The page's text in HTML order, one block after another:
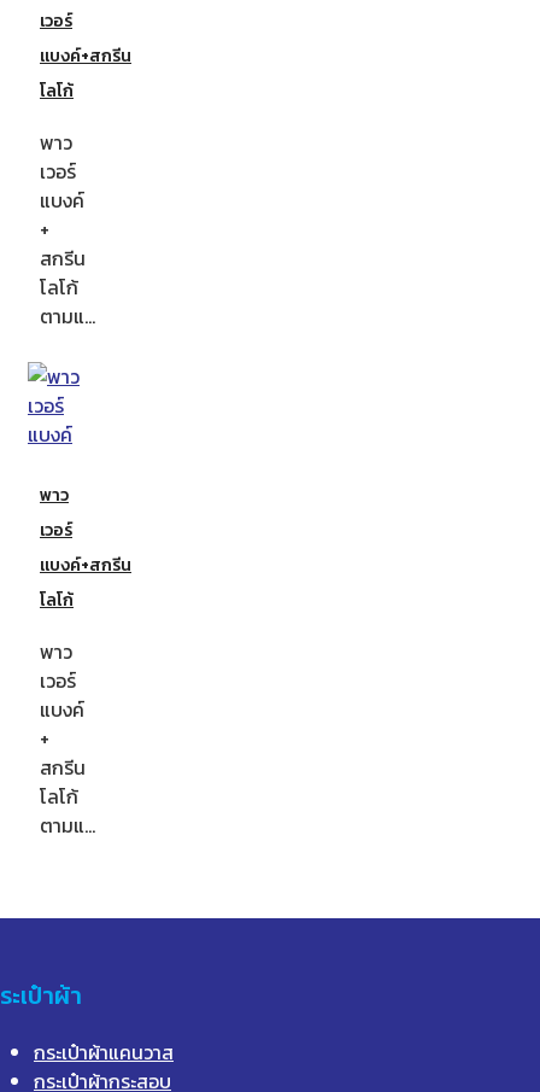
เวอร์
แบงค์+สกรีน
โลโก้
พาว
เวอร์
แบงค์
+
สกรีน
โลโก้
ตามแ…
พาว
เวอร์
แบงค์+สกรีน
โลโก้
พาว
เวอร์
แบงค์
+
สกรีน
โลโก้
ตามแ…
ะเป๋าผ้า
กระเป๋าผ้าแคนวาส
กระเป๋าผ้ากระสอบ